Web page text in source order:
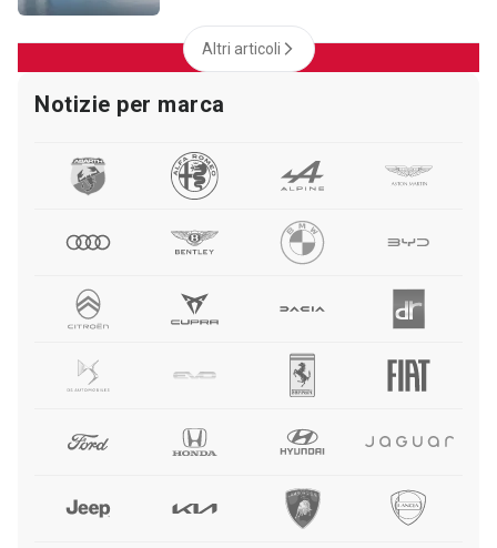
Altri articoli
Notizie per marca